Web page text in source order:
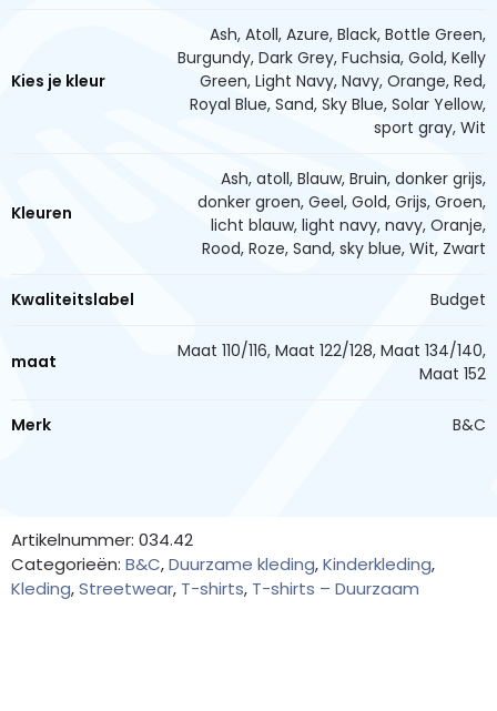
Kies je kleur
Ash, Atoll, Azure, Black, Bottle Green,
Burgundy, Dark Grey, Fuchsia, Gold, Kelly
Green, Light Navy, Navy, Orange, Red,
Royal Blue, Sand, Sky Blue, Solar Yellow,
sport gray, Wit
Kleuren
Ash, atoll, Blauw, Bruin, donker grijs,
donker groen, Geel, Gold, Grijs, Groen,
licht blauw, light navy, navy, Oranje,
Rood, Roze, Sand, sky blue, Wit, Zwart
Kwaliteitslabel Budget
maat
Maat 110/116, Maat 122/128, Maat 134/140,
Maat 152
Merk B&C
Artikelnummer: 034.42
Categorieën: B&C,Duurzame kleding,Kinderkleding,
Kleding,Streetwear, T-shirts, T-shirts – Duurzaam